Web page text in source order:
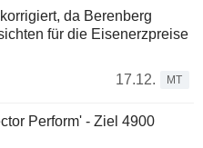
da Berenberg
für die Eisenerzpreise
17.12.
MT
Perform' - Ziel 4900